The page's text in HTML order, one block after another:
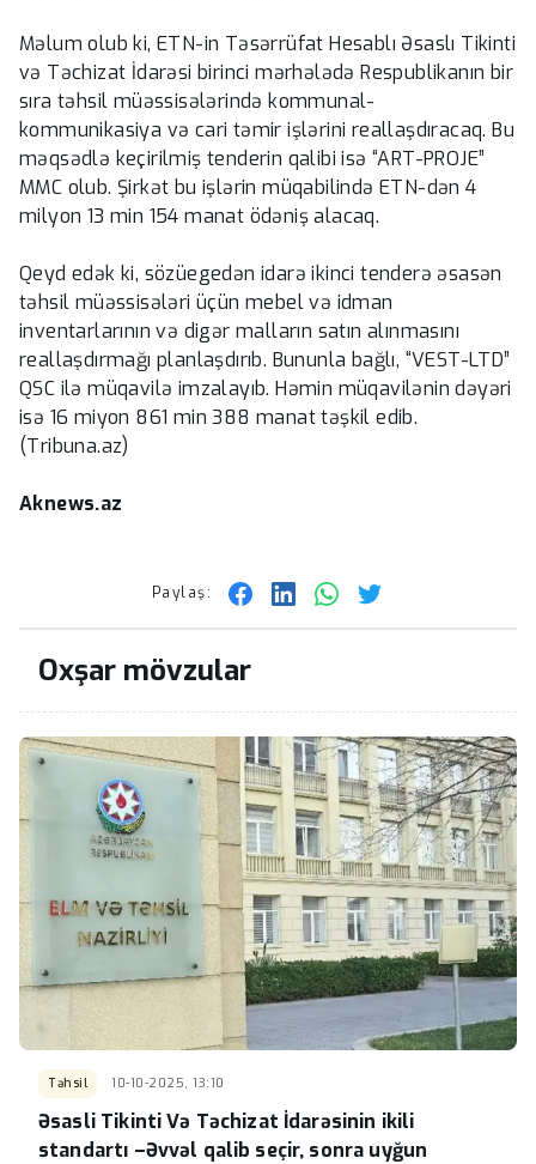
Məlum olub ki, ETN-in Təsərrüfat Hesablı Əsaslı Tikinti
və Təchizat İdarəsi birinci mərhələdə Respublikanın bir
sıra təhsil müəssisələrində kommunal-
kommunikasiya və cari təmir işlərini reallaşdıracaq. Bu
məqsədlə keçirilmiş tenderin qalibi isə “ART-PROJE”
MMC olub. Şirkət bu işlərin müqabilində ETN-dən 4
milyon 13 min 154 manat ödəniş alacaq.
Qeyd edək ki, sözüegedən idarə ikinci tenderə əsasən
təhsil müəssisələri üçün mebel və idman
inventarlarının və digər malların satın alınmasını
reallaşdırmağı planlaşdırıb. Bununla bağlı, “VEST-LTD”
QSC ilə müqavilə imzalayıb. Həmin müqavilənin dəyəri
isə 16 miyon 861 min 388 manat təşkil edib.
(Tribuna.az)
Aknews.az
Paylaş:
Oxşar mövzular
Təhsil 10-10-2025, 13:10
Əsasli Tikinti Və Təchizat İdarəsinin ikili
standartı –Əvvəl qalib seçir, sonra uyğun